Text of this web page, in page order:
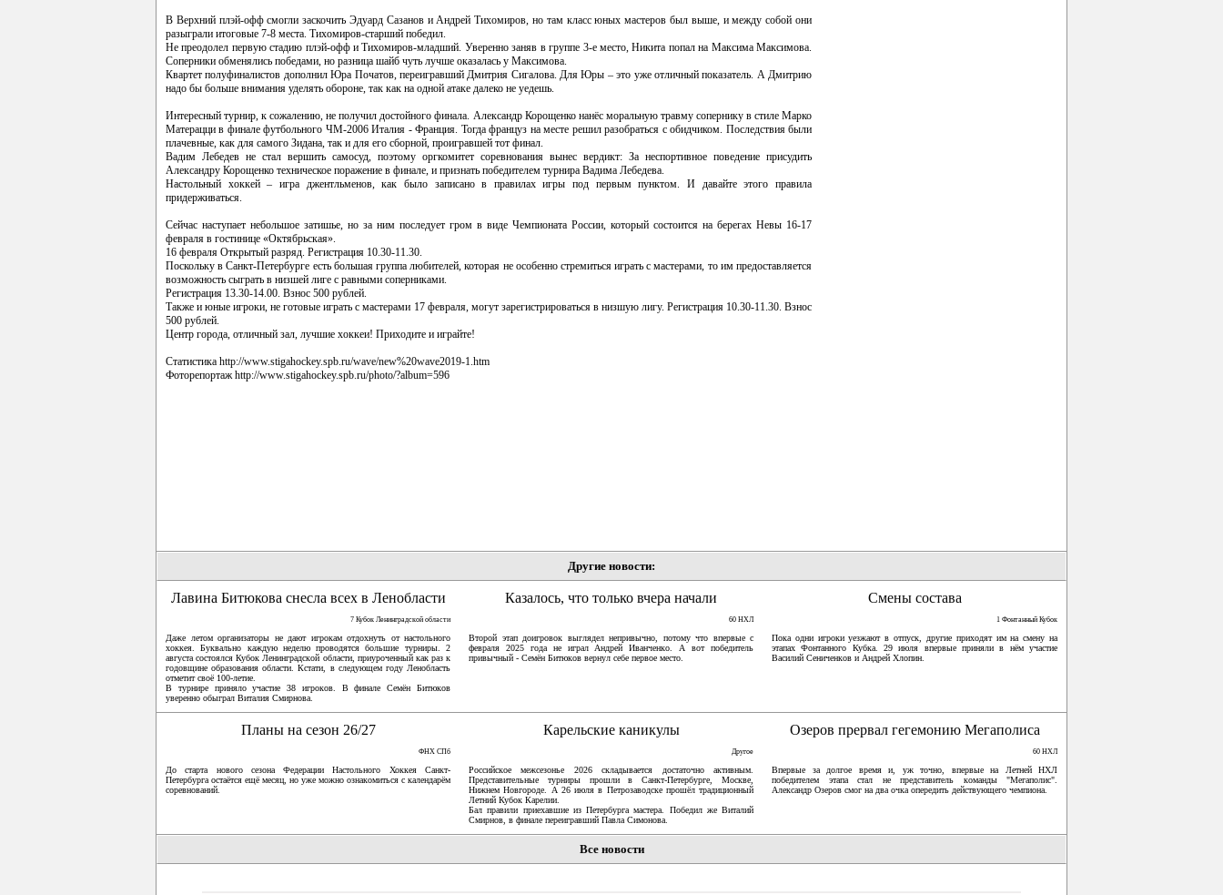
В Верхний плэй-офф смогли заскочить Эдуард Сазанов и Андрей Тихомиров, но там класс юных мастеров был выше, и между собой они
разыграли итоговые 7-8 места. Тихомиров-старший победил.
Не преодолел первую стадию плэй-офф и Тихомиров-младший. Уверенно заняв в группе 3-е место, Никита попал на Максима Максимова.
Соперники обменялись победами, но разница шайб чуть лучше оказалась у Максимова.
Квартет полуфиналистов дополнил Юра Початов, переигравший Дмитрия Сигалова. Для Юры – это уже отличный показатель. А Дмитрию
надо бы больше внимания уделять обороне, так как на одной атаке далеко не уедешь.
Интересный турнир, к сожалению, не получил достойного финала. Александр Корощенко нанёс моральную травму сопернику в стиле Марко
Матерацци в финале футбольного ЧМ-2006 Италия - Франция. Тогда француз на месте решил разобраться с обидчиком. Последствия были
плачевные, как для самого Зидана, так и для его сборной, проигравшей тот финал.
Вадим Лебедев не стал вершить самосуд, поэтому оргкомитет соревнования вынес вердикт: За неспортивное поведение присудить
Александру Корощенко техническое поражение в финале, и признать победителем турнира Вадима Лебедева.
Настольный хоккей – игра джентльменов, как было записано в правилах игры под первым пунктом. И давайте этого правила
придерживаться.
Сейчас наступает небольшое затишье, но за ним последует гром в виде Чемпионата России, который состоится на берегах Невы 16-17
февраля в гостинице «Октябрьская».
16 февраля Открытый разряд. Регистрация 10.30-11.30.
Поскольку в Санкт-Петербурге есть большая группа любителей, которая не особенно стремиться играть с мастерами, то им предоставляется
возможность сыграть в низшей лиге с равными соперниками.
Регистрация 13.30-14.00. Взнос 500 рублей.
Также и юные игроки, не готовые играть с мастерами 17 февраля, могут зарегистрироваться в низшую лигу. Регистрация 10.30-11.30. Взнос
500 рублей.
Центр города, отличный зал, лучшие хоккеи! Приходите и играйте!
Статистика http://www.stigahockey.spb.ru/wave/new%20wave2019-1.htm
Фоторепортажhttp://www.stigahockey.spb.ru/photo/?album=596
Другие новости:
Лавина Битюкова снесла всех в Ленобласти
7 Кубок Ленинградской области
Даже летом организаторы не дают игрокам отдохнуть от настольного
хоккея. Буквально каждую неделю проводятся большие турниры. 2
августа состоялся Кубок Ленинградской области, приуроченный как раз к
годовщине образования области. Кстати, в следующем году Ленобласть
отметит своё 100-летие.
В турнире приняло участие 38 игроков. В финале Семён Битюков
уверенно обыграл Виталия Смирнова.
Казалось, что только вчера начали
60 НХЛ
Второй этап доигровок выглядел непривычно, потому что впервые с
февраля 2025 года не играл Андрей Иванченко. А вот победитель
привычный - Семён Битюков вернул себе первое место.
Смены состава
1 Фонтанный Кубок
Пока одни игроки уезжают в отпуск, другие приходят им на смену на
этапах Фонтанного Кубка. 29 июля впервые приняли в нём участие
Василий Сениченков и Андрей Хлопин.
Планы на сезон 26/27
ФНХ СПб
До старта нового сезона Федерации Настольного Хоккея Санкт-
Петербурга остаётся ещё месяц, но уже можно ознакомиться с календарём
соревнований.
Карельские каникулы
Другое
Российское межсезонье 2026 складывается достаточно активным.
Представительные турниры прошли в Санкт-Петербурге, Москве,
Нижнем Новгороде. А 26 июля в Петрозаводске прошёл традиционный
Летний Кубок Карелии.
Бал правили приехавшие из Петербурга мастера. Победил же Виталий
Смирнов, в финале переигравший Павла Симонова.
Озеров прервал гегемонию Мегаполиса
60 НХЛ
Впервые за долгое время и, уж точно, впервые на Летней НХЛ
победителем этапа стал не представитель команды "Мегаполис".
Александр Озеров смог на два очка опередить действующего чемпиона.
Все новости